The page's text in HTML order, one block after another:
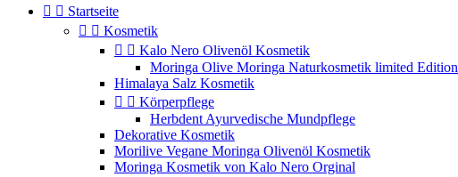
  Startseite
  Kosmetik
  Kalo Nero Olivenöl Kosmetik
Moringa Olive Moringa Naturkosmetik limited Edition
Himalaya Salz Kosmetik
  Körperpflege
Herbdent Ayurvedische Mundpflege
Dekorative Kosmetik
Morilive Vegane Moringa Olivenöl Kosmetik
Moringa Kosmetik von Kalo Nero Orginal